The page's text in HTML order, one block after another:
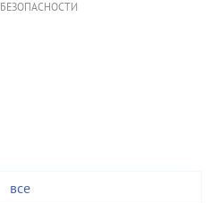
БЕЗОПАСНОСТИ
все